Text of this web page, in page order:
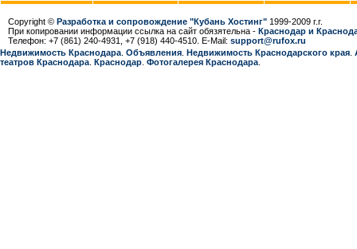
Copyright © Разработка и сопровождение "Кубань Хостинг" 1999-2009 г.г.
При копировании информации ссылка на сайт обязятельна - Краснодар и
Телефон: +7 (861) 240-4931, +7 (918) 440-4510. E-Mail: support@rufox.ru
Недвижимость Краснодара Объявления Недвижимость Краснодарcкого края
театров Краснодара Краснодар Фотогалерея Краснодара